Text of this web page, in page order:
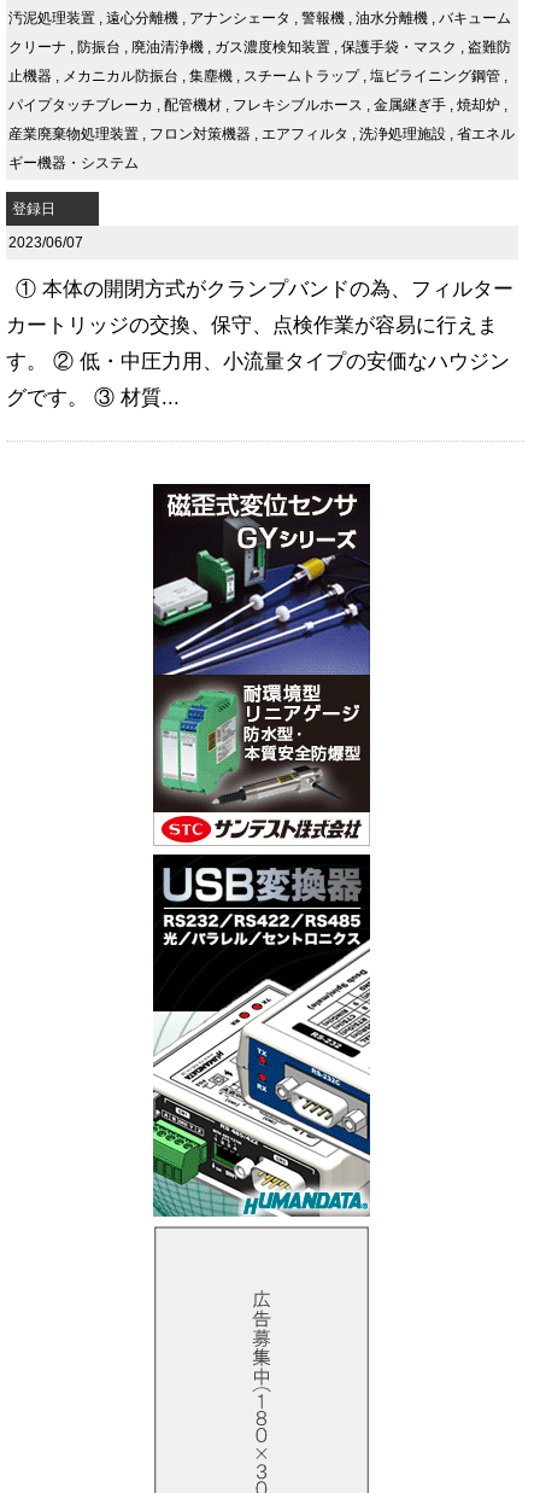
汚泥処理装置 , 遠心分離機 , アナンシェータ , 警報機 , 油水分離機 , バキューム
クリーナ , 防振台 , 廃油清浄機 , ガス濃度検知装置 , 保護手袋・マスク , 盗難防
止機器 , メカニカル防振台 , 集塵機 , スチームトラップ, 塩ビライニング鋼管 ,
パイプタッチブレーカ , 配管機材 , フレキシブルホース , 金属継ぎ手 , 焼却炉 ,
産業廃棄物処理装置 , フロン対策機器 , エアフィルタ , 洗浄処理施設 , 省エネル
ギー機器・システム
登録日
2023/06/07
① 本体の開閉方式がクランプバンドの為、フィルター
カートリッジの交換、保守、点検作業が容易に行えま
す。 ② 低・中圧力用、小流量タイプの安価なハウジン
グです。 ③ 材質...